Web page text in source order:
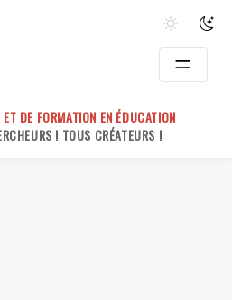
DE FORMATION EN ÉDUCATION
! TOUS CRÉATEURS !